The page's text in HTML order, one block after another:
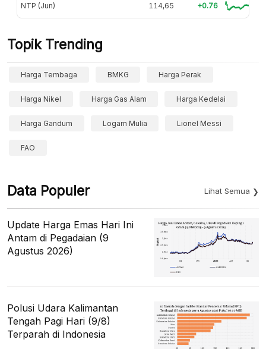
NTP (Jun) 114,65 +0.76
Topik Trending
Harga Tembaga BMKG Harga Perak
Harga Nikel Harga Gas Alam Harga Kedelai
Harga Gandum Logam Mulia Lionel Messi
FAO
Data Populer Lihat Semua
Update Harga Emas Hari Ini
Antam di Pegadaian (9
Agustus 2026)
Polusi Udara Kalimantan
Tengah Pagi Hari (9/8)
Terparah di Indonesia